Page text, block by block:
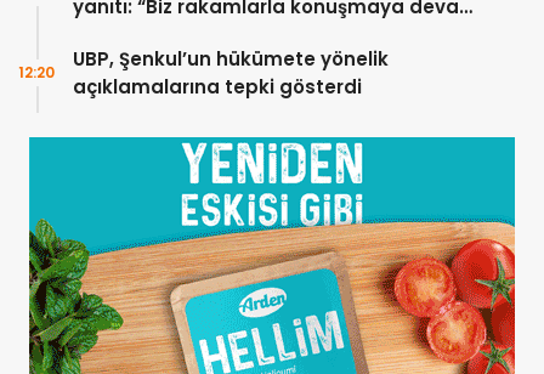
yanıtı: “Biz rakamlarla konuşmaya devam
UBP, Şenkul’un hükümete yönelik
açıklamalarına tepki gösterdi
12:20